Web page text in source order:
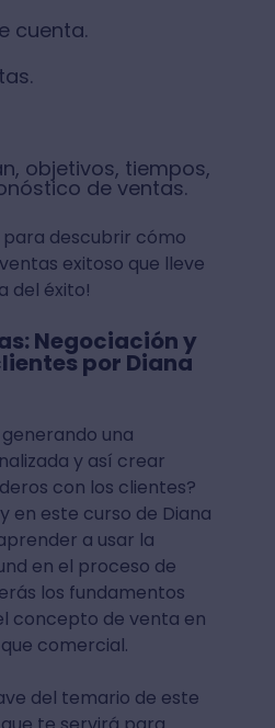
cuenta.
objetivos, tiempos,
de ventas.
para descubrir cómo
exitoso que lleve
del éxito!
Negociación y
por Diana
una
y así crear
con los clientes?
en este curso de Diana
a usar la
en el proceso de
los fundamentos
concepto de venta en
comercial.
del temario de este